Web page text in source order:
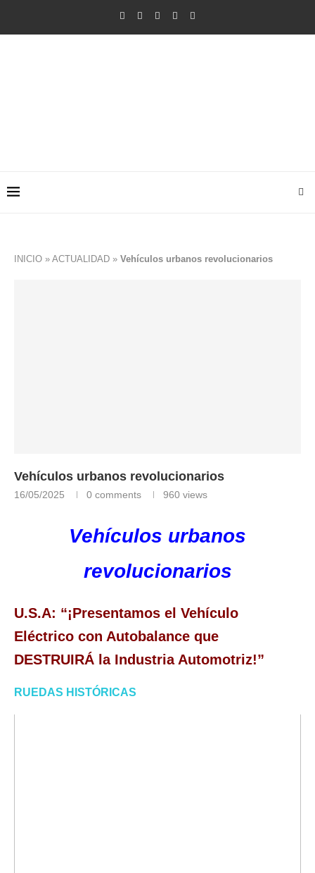
INICIO » ACTUALIDAD » Vehículos urbanos revolucionarios
Vehículos urbanos revolucionarios
16/05/2025 0 comments 960 views
Vehículos urbanos
revolucionarios
U.S.A: “¡Presentamos el Vehículo
Eléctrico con Autobalance que
DESTRUIRÁ la Industria Automotriz!”
RUEDAS HISTÓRICAS